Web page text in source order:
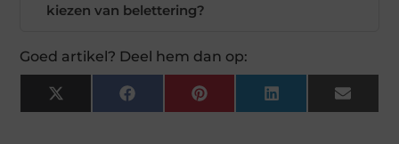
kiezen van belettering?
Goed artikel? Deel hem dan op:
X
(Twitter)
FacebookPinterest LinkedIn Email